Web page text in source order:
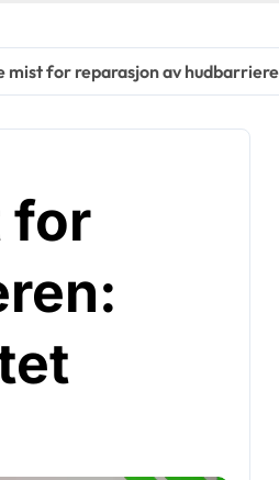
mist for reparasjon av
for